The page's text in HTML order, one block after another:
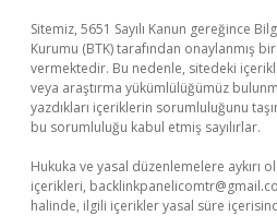
Sitemiz, 5651 Sayılı Kanun gereğince
Kurumu (BTK) tarafından onaylanmış
vermektedir. Bu nedenle, sitedeki
veya araştırma yükümlülüğümüz
yazdıkları içeriklerin sorumluluğunu
bu sorumluluğu kabul etmiş sayılırlar.
Hukuka ve yasal düzenlemelere aykırı
içerikleri,
halinde, ilgili içerikler yasal süre